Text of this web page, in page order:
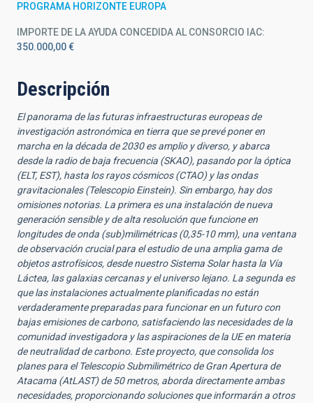
PROGRAMA HORIZONTE EUROPA
IMPORTE DE LA AYUDA CONCEDIDA AL CONSORCIO IAC
350.000,00 €
Descripción
El panorama de las futuras infraestructuras europeas de
investigación astronómica en tierra que se prevé poner en
marcha en la década de 2030 es amplio y diverso, y abarca
desde la radio de baja frecuencia (SKAO), pasando por la óptica
(ELT, EST), hasta los rayos cósmicos (CTAO) y las ondas
gravitacionales (Telescopio Einstein). Sin embargo, hay dos
omisiones notorias. La primera es una instalación de nueva
generación sensible y de alta resolución que funcione en
longitudes de onda (sub)milimétricas (0,35-10 mm), una ventana
de observación crucial para el estudio de una amplia gama de
objetos astrofísicos, desde nuestro Sistema Solar hasta la Vía
Láctea, las galaxias cercanas y el universo lejano. La segunda es
que las instalaciones actualmente planificadas no están
verdaderamente preparadas para funcionar en un futuro con
bajas emisiones de carbono, satisfaciendo las necesidades de la
comunidad investigadora y las aspiraciones de la UE en materia
de neutralidad de carbono. Este proyecto, que consolida los
planes para el Telescopio Submilimétrico de Gran Apertura de
Atacama (AtLAST) de 50 metros, aborda directamente ambas
necesidades, proporcionando soluciones que informarán a otros